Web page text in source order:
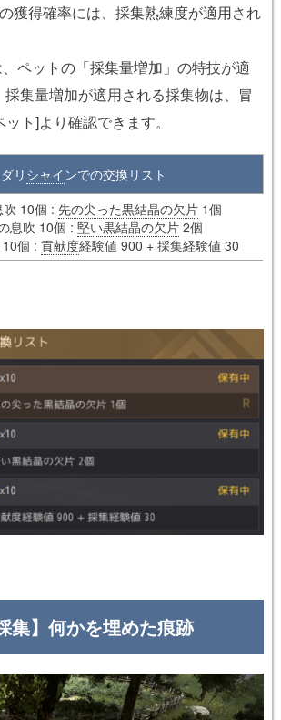
獲得確率には、採集熟練度が適用され
ペットの「採集量増加」の特技が適
集量増加が適用される採集物は、冒
ト]より確認できます。
ダリ シャイ ンでの交換リスト
10個 : 先の尖った黒結晶の欠片 1個
息吹 10個 : 堅い黒結晶の欠片 2個
個 : 貢献度経験値 900 + 採集経験値 30
集】何かを埋めた痕跡